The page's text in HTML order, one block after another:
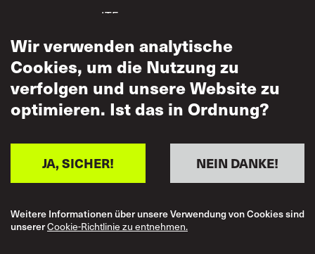
ITF-
zum gegenseitigen
Respekt
Wir verwenden analytische
Cookies, um die Nutzung zu
verfolgen und unsere Website zu
optimieren. Ist das in Ordnung?
NEIN DANKE!
JA, SICHER!
Weitere Informationen über unsere Verwendung von Cookies sind
unsererCookie-Richtlinie zu entnehmen.